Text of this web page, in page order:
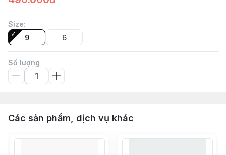
Size:
9
6
Số lượng
Các sản phẩm, dịch vụ khác